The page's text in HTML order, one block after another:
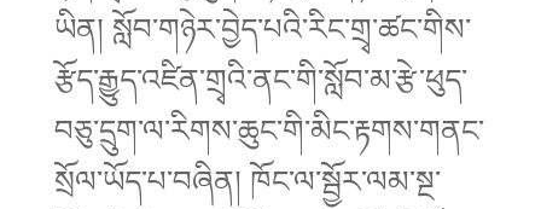
ཡིན། སློབ་གཉེར་བྱེད་པའི་རིང་གྲྭ་ཚང་གིས་
རྩོད་རྒྱུད་འཛིན་གྲྭའི་ནང་གི་སློབ་མ་རྩེ་ཕུད་
བཅུ་དྲུག་ལ་རིགས་ཆུང་གི་མིང་རྟགས་གནང་
སྲོལ་ཡོད་པ་བཞིན། ཁོང་ལ་སྦྱོར་ལམ་སྔ་